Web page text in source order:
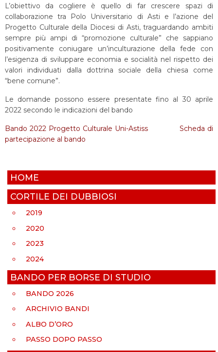
L’obiettivo da cogliere è quello di far crescere spazi di
collaborazione tra Polo Universitario di Asti e l’azione del
Progetto Culturale della Diocesi di Asti, traguardando ambiti
sempre più ampi di “promozione culturale” che sappiano
positivamente coniugare un’inculturazione della fede con
l’esigenza di sviluppare economia e socialità nel rispetto dei
valori individuati dalla dottrina sociale della chiesa come
“bene comune”.
Le domande possono essere presentate fino al 30 aprile
2022 secondo le indicazioni del bando
Bando 2022 Progetto Culturale Uni-Astiss
Scheda di
partecipazione al bando
HOME
CORTILE DEI DUBBIOSI
2019
2020
2023
2024
BANDO PER BORSE DI STUDIO
BANDO 2026
ARCHIVIO BANDI
ALBO D’ORO
PASSO DOPO PASSO